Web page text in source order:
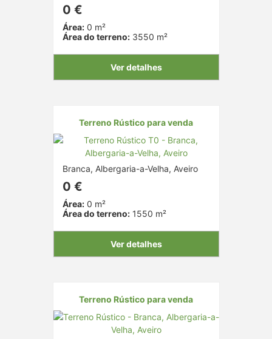
0 €
Área:0 m²
Área do terreno:3550 m²
Ver detalhes
Terreno Rústico para venda
Branca, Albergaria-a-Velha, Aveiro
0 €
Área:0 m²
Área do terreno:1550 m²
Ver detalhes
Terreno Rústico para venda